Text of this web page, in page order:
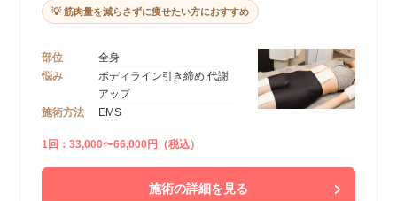
💡 筋肉量を減らさずに痩せたい方におすすめ
部位
全身
悩み
ボディライン引き締め,代謝
アップ
施術方法
EMS
1回：33,000〜66,000円（税込）
施術の詳細を見る